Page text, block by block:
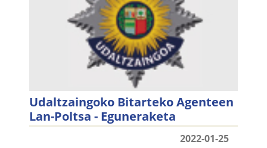
Udaltzaingoko Bitarteko Agenteen
Lan-Poltsa - Eguneraketa
2022-01-25